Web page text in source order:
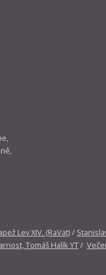
Lev XIV. (RaVat)/
Tomáš Halík YT/